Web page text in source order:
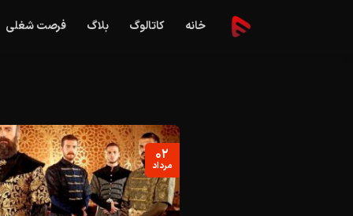
خانه کاتالوگ بلاگ فرصت شغلی
۰۲
مرداد